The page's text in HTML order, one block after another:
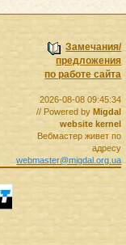
Замечания/
предложения
по работе сайта
2026-08-08 09:45:34
// Powered byMigdal
website kernel
Вебмастер живет по
адресу
webmaster@migdal.org.ua